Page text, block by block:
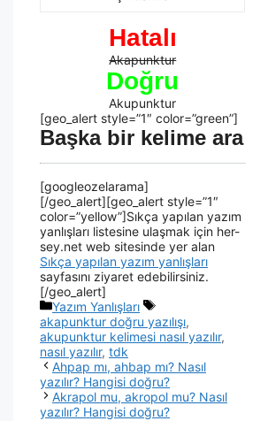
Hatalı
Akapunktur
Doğru
Akupunktur
[geo_alert style=”1″ color=”green”]
Başka bir kelime ara
[googleozelarama]
[/geo_alert][geo_alert style=”1″
color=”yellow”]Sıkça yapılan yazım
yanlışları listesine ulaşmak için her-
sey.net web sitesinde yer alan
Sıkça yapılan yazım yanlışları
sayfasını ziyaret edebilirsiniz.
[/geo_alert]
Yazım Yanlışları
akapunktur doğru yazılışı,
akupunktur kelimesi nasıl yazılır,
nasıl yazılır, tdk
Ahpap mı, ahbap mı? Nasıl
yazılır? Hangisi doğru?
Akrapol mu, akropol mu? Nasıl
yazılır? Hangisi doğru?